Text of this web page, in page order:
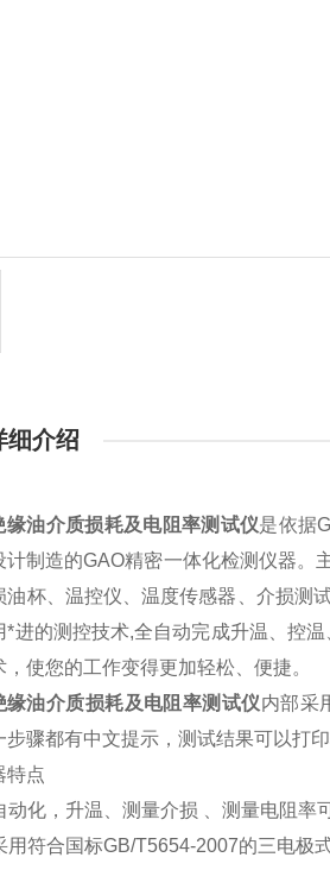
细介绍
缘油介质损耗及电阻率测试仪是依据
计制造的GAO精密一体化检测仪器。
油杯、温控仪、温度传感器、介损测
*进的测控技术,全自动完成升温、控
，使您的工作变得更加轻松、便捷。
缘油介质损耗及电阻率测试仪内部采
步骤都有中文提示，测试结果可以打
特点
动化，升温、测量介损 、测量电阻率
用符合国标GB/T5654-2007的三电极